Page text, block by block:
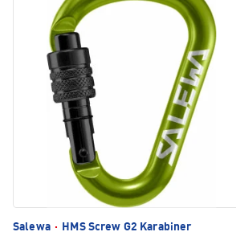
Salewa ·
HMS Screw G2 Karabiner